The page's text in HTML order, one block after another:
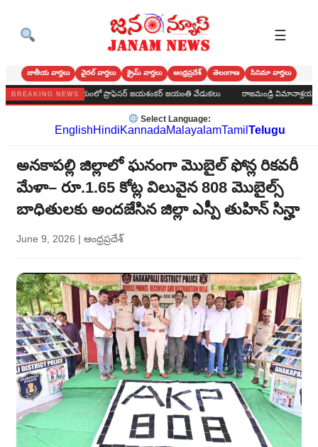
☰
జాతీయ వార్తలు వైరల్ వార్తలు క్రైమ్ వార్తలు ఆంధ్రప్రదేశ్ తెలంగాణ సినిమా వార్తలు
BREAKING NEWS
కార్యాలయంలో ప్రొఫెసర్ జయశంకర్ జయంతి వేడుకలు రాజమండ్రి విమానాశ్రయంలో పూసర్ల
Select Language:
EnglishHindiKannadaMalayalamTamil Telugu
అనకాపల్లి జిల్లాలో ఘనంగా మొబైల్ ఫోన్ల రికవరీ
మేళా– రూ.1.65 కోట్ల విలువైన 808 మొబైల్స్
బాధితులకు అందజేసిన జిల్లా ఎస్పీ తుహిన్ సిన్హా
June 9, 2026 | ఆంధ్రప్రదేశ్